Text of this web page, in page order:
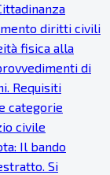
diritti civili
fisica alla
di
Requisiti
categorie
civile
Il bando
Si